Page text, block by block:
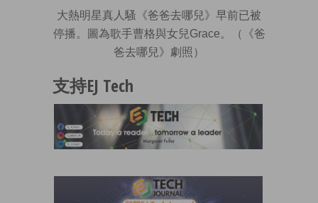
大熱明星真人騷《爸爸去哪兒》早前已被
停播。圖為歌手曹格與女兒Grace。（《爸
爸去哪兒》劇照）
支持EJ Tech